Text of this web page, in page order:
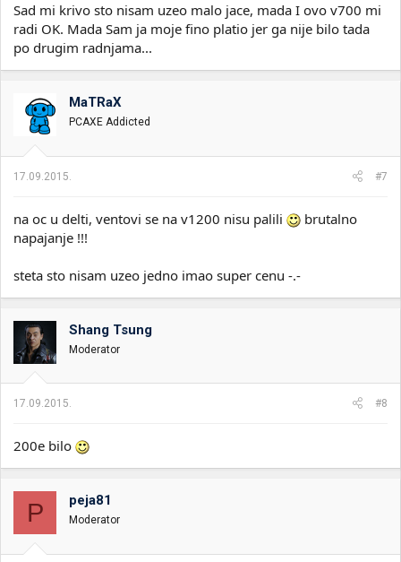
Sad mi krivo sto nisam uzeo malo jace, mada I ovo v700 mi
radi OK. Mada Sam ja moje fino platio jer ga nije bilo tada
po drugim radnjama...
MaTRaX
PCAXE Addicted
17.09.2015. #7
na oc u delti, ventovi se na v1200 nisu palili
brutalno
napajanje !!!
steta sto nisam uzeo jedno imao super cenu -.-
Shang Tsung
Moderator
17.09.2015. #8
200e bilo
P peja81
Moderator